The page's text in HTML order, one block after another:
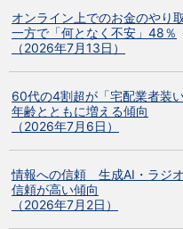
オンライン上でのお金のやり
一方で「何となく不安」48％
（2026年7月13日）
60代の4割超が「宅配業者装
年齢とともに増える傾向
（2026年7月6日）
情報への信頼 生成AI・ラジ
信頼が高い傾向
（2026年7月2日）